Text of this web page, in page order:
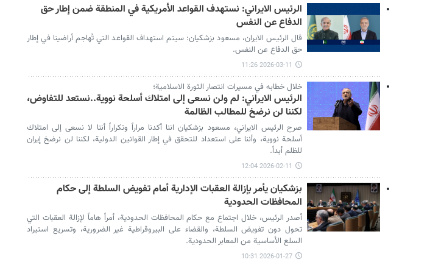
الرئيس الايراني: نستهدف القواعد الأمريكية في المنطقة ضمن إطار حق
الدفاع عن النفس
قال الرئيس الايران، مسعود بزشكيان: سيتم استهداف القواعد التي تُهاجم أراضينا في إطار
حق الدفاع عن النفس.
2026-03-11 11:26
خلال خطابه في مسيرات انتصار الثورة الاسلامية؛
الرئيس الايراني: لم ولن نسعى إلى امتلاك أسلحة نووية..نستعد للتفاوض،
لكننا لن نرضخ للمطالب الظالمة
صرح الرئيس الايراني، مسعود بزشكيان اننا أكدنا مراراً وتكراراً أننا لا نسعى إلى امتلاك
أسلحة نووية، وأننا على استعداد للتحقق في إطار القوانين الدولية، لكننا لن نرضخ إيران
للظلم أبداً.
2026-02-11 12:04
بزشكيان يأمر بإزالة العقبات الإدارية أمام تفويض السلطة إلى حكام
المحافظات الحدودية
أصدر الرئيس، خلال اجتماع مع حكام المحافظات الحدودية، أمراً هاماً لإزالة العقبات التي
تحول دون تفويض السلطة، والقضاء على البيروقراطية غير الضرورية، وتسريع استيراد
السلع الأساسية من المعابر الحدودية.
2026-01-27 10:31